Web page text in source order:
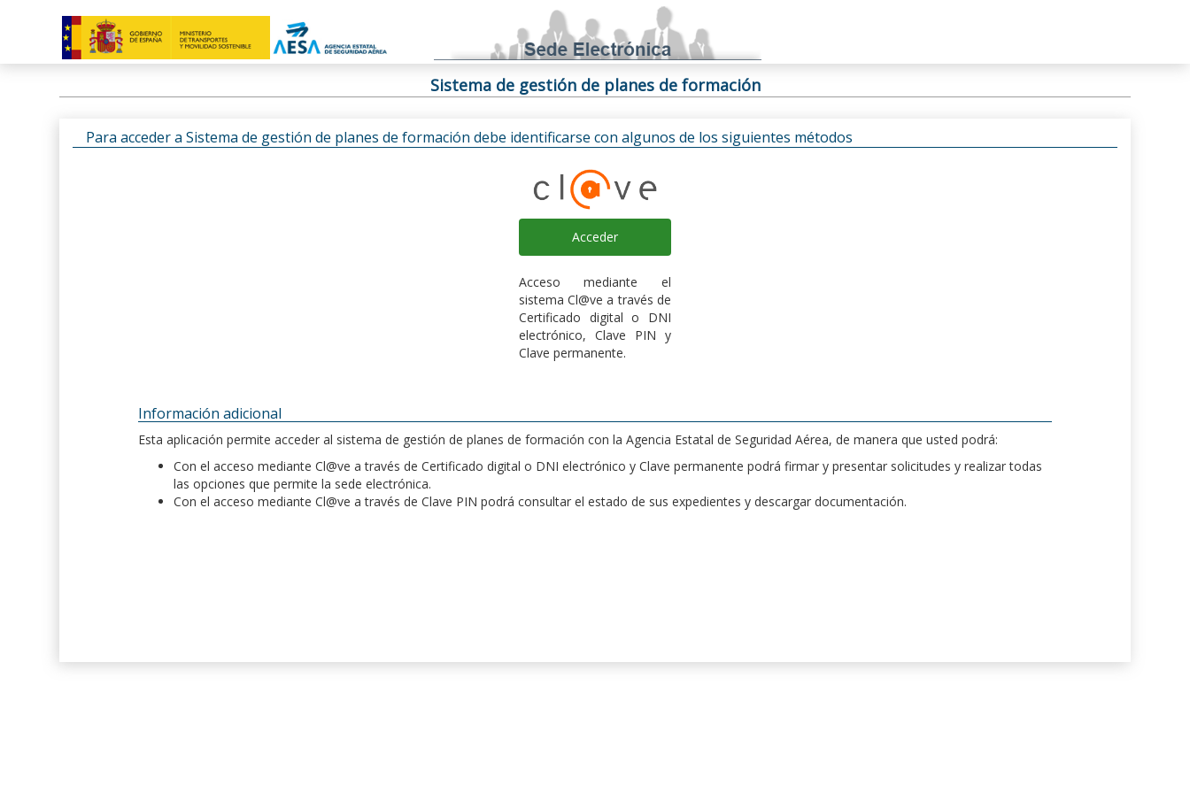
Sistema de gestión de planes de formación
Para acceder a Sistema de gestión de planes de formación debe identificarse con algunos de los siguientes métodos
Acceder
Acceso mediante el
sistema Cl@ve a través de
Certificado digital o DNI
electrónico, Clave PIN y
Clave permanente.
Información adicional
Esta aplicación permite acceder al sistema de gestión de planes de formación con la Agencia Estatal de Seguridad Aérea, de manera que usted podrá:
Con el acceso mediante Cl@ve a través de Certificado digital o DNI electrónico y Clave permanente podrá firmar y presentar solicitudes y realizar todas
las opciones que permite la sede electrónica.
Con el acceso mediante Cl@ve a través de Clave PIN podrá consultar el estado de sus expedientes y descargar documentación.